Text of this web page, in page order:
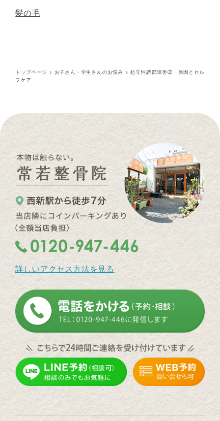
髪の毛
トップページ > お子さん・学生さんのお悩み > 起立性調節障害② 原因とセル
フケア
詳しいアクセス方法を見る